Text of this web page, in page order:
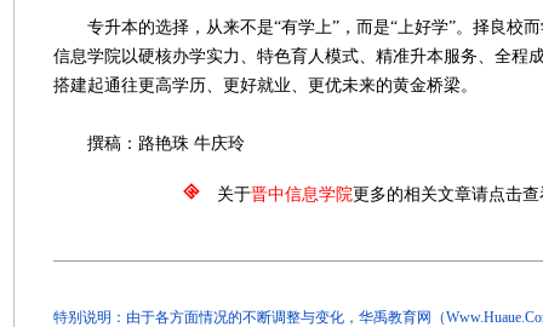
专升本的选择，从来不是“有学上”，而是“上好学”。择良校而
信息学院以硬核办学实力、特色育人模式、精准升本服务、全程
搭建起通往更高学历、更好就业、更优未来的黄金桥梁。
撰稿：路艳珠 牛庆玲
关于晋中信息学院更多的相关文章请点击查
特别说明：由于各方面情况的不断调整与变化，华禹教育网（